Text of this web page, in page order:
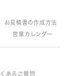
お見積書の作成方法
営業カレンダー
あるご質問